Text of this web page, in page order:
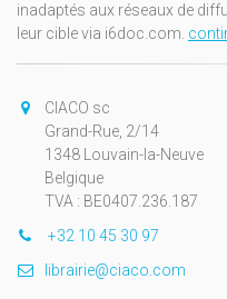
inadaptés aux réseaux de
leur cible via i6doc.com.
CIACO sc
Grand-Rue, 2/14
1348 Louvain-la-Neuve
Belgique
TVA : BE0407.236.187
+32 10 45 30 97
librairie@ciaco.com